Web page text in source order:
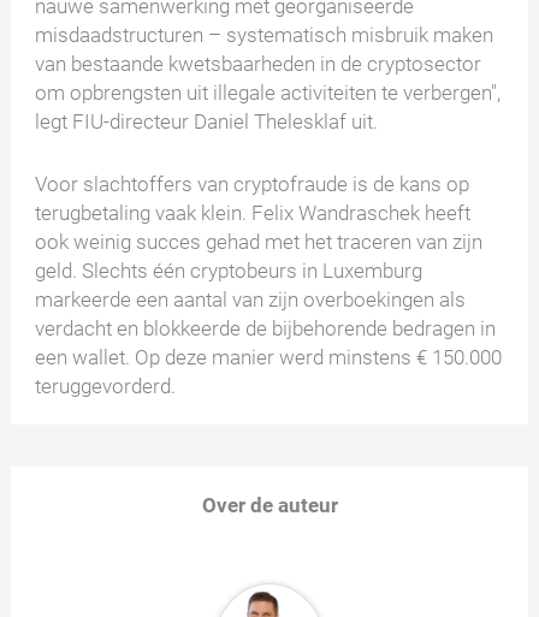
nauwe samenwerking met georganiseerde
misdaadstructuren – systematisch misbruik maken
van bestaande kwetsbaarheden in de cryptosector
om opbrengsten uit illegale activiteiten te verbergen",
legt FIU-directeur Daniel Thelesklaf uit.
Voor slachtoffers van cryptofraude is de kans op
terugbetaling vaak klein. Felix Wandraschek heeft
ook weinig succes gehad met het traceren van zijn
geld. Slechts één cryptobeurs in Luxemburg
markeerde een aantal van zijn overboekingen als
verdacht en blokkeerde de bijbehorende bedragen in
een wallet. Op deze manier werd minstens € 150.000
teruggevorderd.
Over de auteur